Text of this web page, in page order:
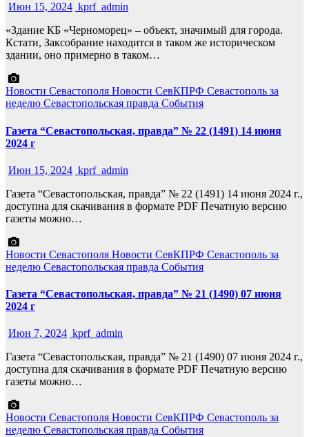
Июн 15, 2024 kprf_admin
«Здание КБ «Черноморец» – объект, значимый для города.
Кстати, Заксобрание находится в таком же историческом
здании, оно примерно в таком…
Новости Севастополя Новости СевКПРФ Севастополь за
неделю Севастопольская правда События
Газета “Севастопольская, правда” № 22 (1491) 14 июня
2024 г
Июн 15, 2024 kprf_admin
Газета “Севастопольская, правда” № 22 (1491) 14 июня 2024 г.,
доступна для скачивания в формате PDF Печатную версию
газеты можно…
Новости Севастополя Новости СевКПРФ Севастополь за
неделю Севастопольская правда События
Газета “Севастопольская, правда” № 21 (1490) 07 июня
2024 г
Июн 7, 2024 kprf_admin
Газета “Севастопольская, правда” № 21 (1490) 07 июня 2024 г.,
доступна для скачивания в формате PDF Печатную версию
газеты можно…
Новости Севастополя Новости СевКПРФ Севастополь за
неделю Севастопольская правда События